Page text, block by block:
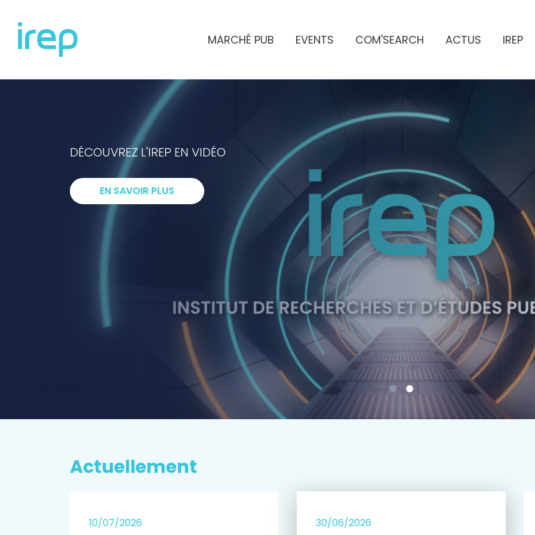
MARCHÉ PUB EVENTS COM'SEARCH ACTUS IREP
INSTITUT DE RECHERCHES ET D'ETUDES PUBLICITAIRES
Intelligence
echerche
xpertise
rospective
DÉCOUVREZ L'IREP EN VIDÉO
EN SAVOIR PLUS
Actuellement
10/07/2026
30/06/2026